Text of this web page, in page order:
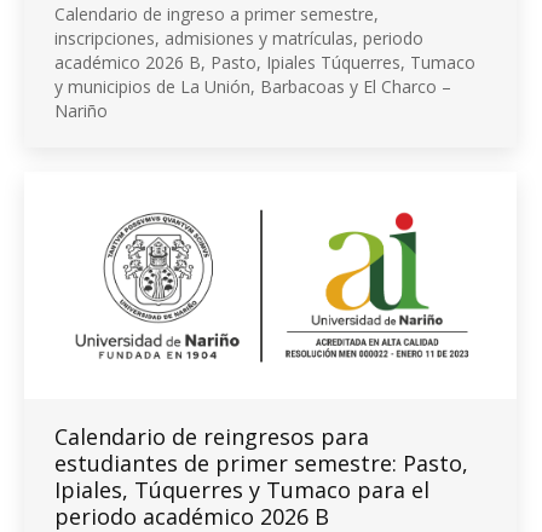
Calendario de ingreso a primer semestre,
inscripciones, admisiones y matrículas, periodo
académico 2026 B, Pasto, Ipiales Túquerres, Tumaco
y municipios de La Unión, Barbacoas y El Charco –
Nariño
Calendario de reingresos para
estudiantes de primer semestre: Pasto,
Ipiales, Túquerres y Tumaco para el
periodo académico 2026 B